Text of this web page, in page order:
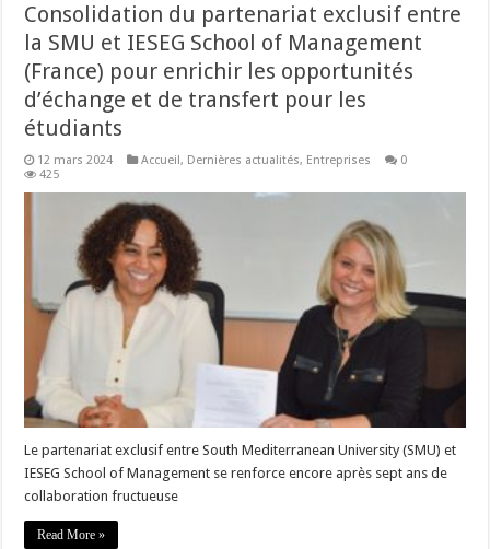
Consolidation du partenariat exclusif entre
la SMU et IESEG School of Management
(France) pour enrichir les opportunités
d’échange et de transfert pour les
étudiants
12 mars 2024 Accueil, Dernières actualités, Entreprises
0
425
Le partenariat exclusif entre South Mediterranean University (SMU) et
IESEG School of Management se renforce encore après sept ans de
collaboration fructueuse
Read More »